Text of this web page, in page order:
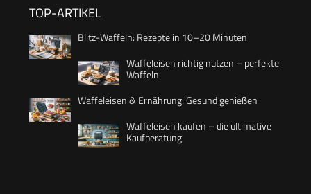
TOP-ARTIKEL
Blitz-Waffeln: Rezepte in 10–20 Minuten
Waffeleisen richtig nutzen – perfekte
Waffeln
Waffeleisen & Ernährung: Gesund genießen
Waffeleisen kaufen – die ultimative
Kaufberatung